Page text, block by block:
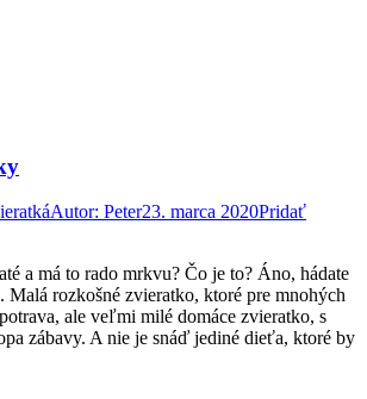
Autor: Peter23. marca 2020Pridať
a má to rado mrkvu? Čo je to? Áno, hádate
Malá rozkošné zvieratko, ktoré pre mnohých
ale veľmi milé domáce zvieratko, s
zábavy. A nie je snáď jediné dieťa, ktoré by